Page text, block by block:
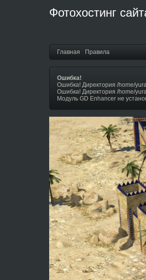
Фотохостинг
Главная Правила
Ошибка!
Ошибка! Директория /home/
Ошибка! Директория /home/
Модуль GD Enhancer не